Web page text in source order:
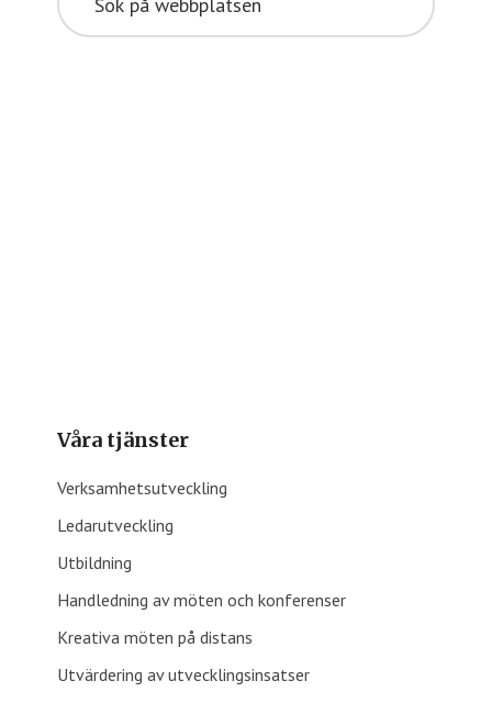
på
webbplatsen
Våra tjänster
Verksamhetsutveckling
Ledarutveckling
Utbildning
Handledning av möten och konferenser
Kreativa möten på distans
Utvärdering av utvecklingsinsatser